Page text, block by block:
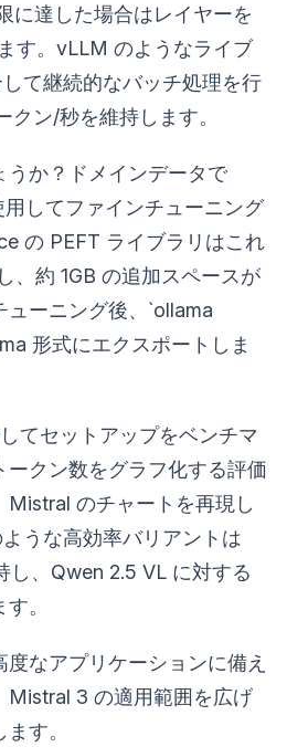
に達した場合はレイヤーを
す。vLLM のようなライブ
て継続的なバッチ処理を行
クン/秒を維持します。
うか？ドメインデータで
してファインチューニング
の PEFT ライブラリはこれ
、約 1GB の追加スペースが
ューニング後、`ollama
形式にエクスポートしま
てセットアップをベンチマ
ークン数をグラフ化する評価
Mistral のチャートを再現し
うな高効率バリアントは
、Qwen 2.5 VL に対する
。
なアプリケーションに備え
Mistral 3 の適用範囲を広げ
す。